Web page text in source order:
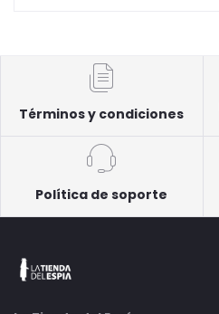
Términos y condiciones
Política de soporte